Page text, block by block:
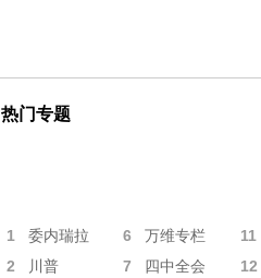
热门专题
1 委内瑞拉 6 万维专栏 11
2 川普 7 四中全会 12